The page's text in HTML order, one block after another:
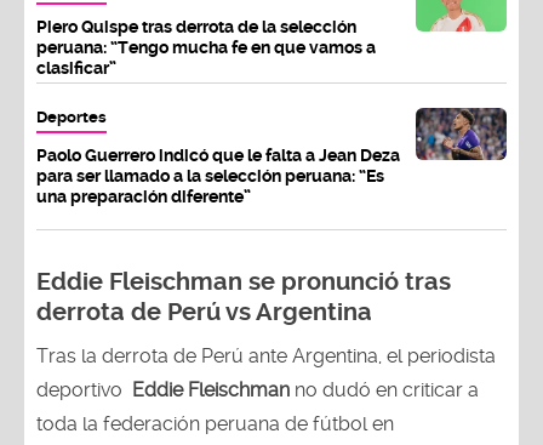
Piero Quispe tras derrota de la selección
peruana: “Tengo mucha fe en que vamos a
clasificar”
Deportes
Paolo Guerrero indicó que le falta a Jean Deza
para ser llamado a la selección peruana: “Es
una preparación diferente”
Eddie Fleischman se pronunció tras
derrota de Perú vs Argentina
Tras la derrota de Perú ante Argentina, el periodista
deportivo
Eddie Fleischman no dudó en criticar a
toda la federación peruana de fútbol en